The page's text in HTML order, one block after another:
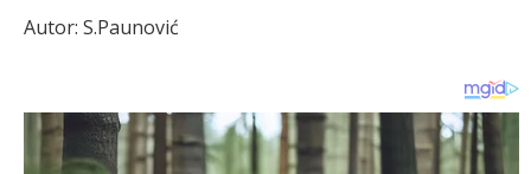
Autor: S.Paunović